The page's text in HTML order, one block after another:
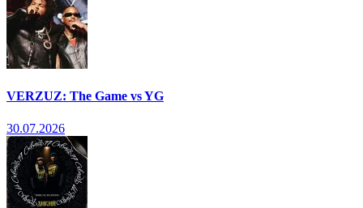
VERZUZ: The Game vs YG
30.07.2026